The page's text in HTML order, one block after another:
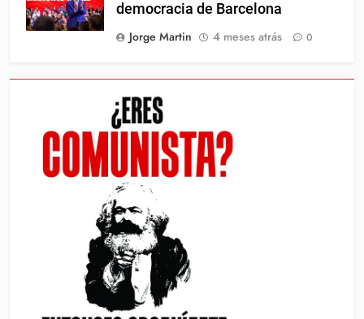
democracia de Barcelona
Jorge Martin
4 meses atrás 0